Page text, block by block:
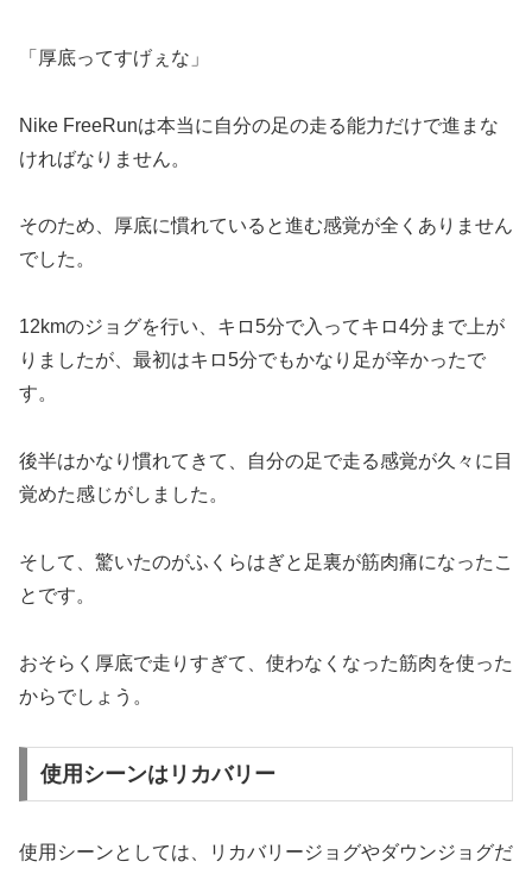
「厚底ってすげぇな」
Nike FreeRunは本当に自分の足の走る能力だけで進まな
ければなりません。
そのため、厚底に慣れていると進む感覚が全くありません
でした。
12kmのジョグを行い、キロ5分で入ってキロ4分まで上が
りましたが、最初はキロ5分でもかなり足が辛かったで
す。
後半はかなり慣れてきて、自分の足で走る感覚が久々に目
覚めた感じがしました。
そして、驚いたのがふくらはぎと足裏が筋肉痛になったこ
とです。
おそらく厚底で走りすぎて、使わなくなった筋肉を使った
からでしょう。
使用シーンはリカバリー
使用シーンとしては、リカバリージョグやダウンジョグだ